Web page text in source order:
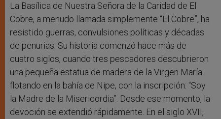
La Basílica de Nuestra Señora de la Caridad de El
Cobre, a menudo llamada simplemente “El Cobre”, ha
resistido guerras, convulsiones políticas y décadas
de penurias. Su historia comenzó hace más de
cuatro siglos, cuando tres pescadores descubrieron
una pequeña estatua de madera de la Virgen María
flotando en la bahía de Nipe, con la inscripción: “Soy
la Madre de la Misericordia”. Desde ese momento, la
devoción se extendió rápidamente. En el siglo XVII,